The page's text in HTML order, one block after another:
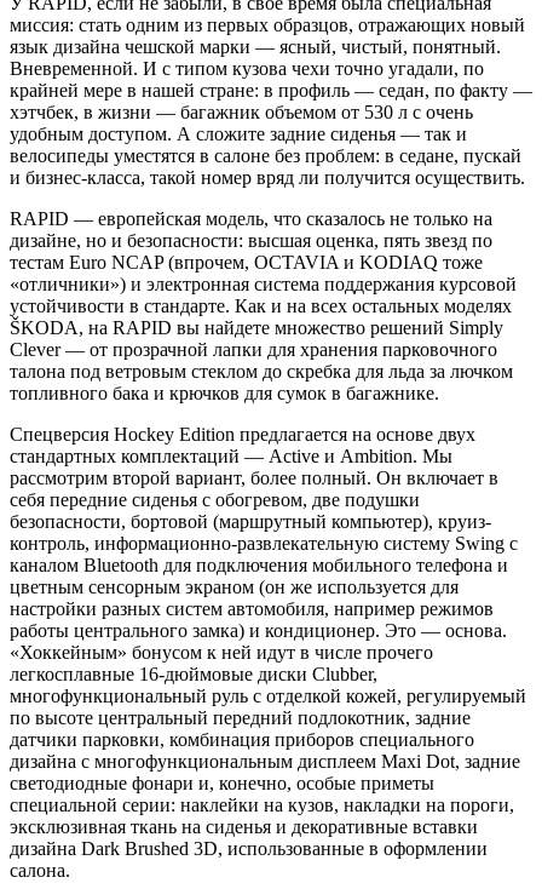
миссия: стать одним из первых образцов, отражающих новый
язык дизайна чешской марки — ясный, чистый, понятный.
Вневременной. И с типом кузова чехи точно угадали, по
крайней мере в нашей стране: в профиль — седан, по факту —
хэтчбек, в жизни — багажник объемом от 530 л с очень
удобным доступом. А сложите задние сиденья — так и
велосипеды уместятся в салоне без проблем: в седане, пускай
и бизнес-класса, такой номер вряд ли получится осуществить.
RAPID — европейская модель, что сказалось не только на
дизайне, но и безопасности: высшая оценка, пять звезд по
тестам Euro NCAP (впрочем, OCTAVIA и KODIAQ тоже
«отличники») и электронная система поддержания курсовой
устойчивости в стандарте. Как и на всех остальных моделях
ŠKODA, на RAPID вы найдете множество решений Simply
Clever — от прозрачной лапки для хранения парковочного
талона под ветровым стеклом до скребка для льда за лючком
топливного бака и крючков для сумок в багажнике.
Спецверсия Hockey Edition предлагается на основе двух
стандартных комплектаций — Active и Ambition. Мы
рассмотрим второй вариант, более полный. Он включает в
себя передние сиденья с обогревом, две подушки
безопасности, бортовой (маршрутный компьютер), круиз-
контроль, информационно-развлекательную систему Swing с
каналом Bluetooth для подключения мобильного телефона и
цветным сенсорным экраном (он же используется для
настройки разных систем автомобиля, например режимов
работы центрального замка) и кондиционер. Это — основа.
«Хоккейным» бонусом к ней идут в числе прочего
легкосплавные 16-дюймовые диски Clubber,
многофункциональный руль с отделкой кожей, регулируемый
по высоте центральный передний подлокотник, задние
датчики парковки, комбинация приборов специального
дизайна с многофункциональным дисплеем Maxi Dot, задние
светодиодные фонари и, конечно, особые приметы
специальной серии: наклейки на кузов, накладки на пороги,
эксклюзивная ткань на сиденья и декоративные вставки
дизайна Dark Brushed 3D, использованные в оформлении
салона.